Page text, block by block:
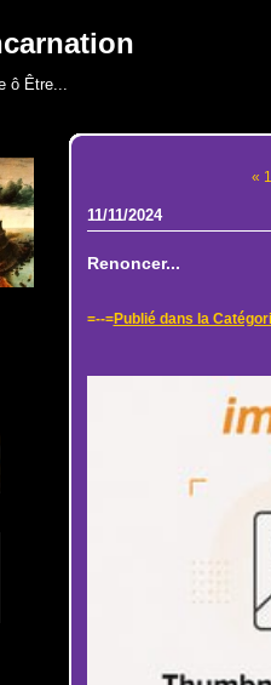
ô Être...
«
11/11/2024
Renoncer...
=--=Publié dans la